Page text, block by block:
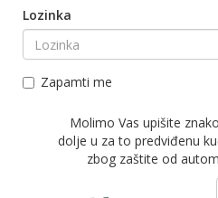
Lozinka
Zapamti me
Molimo Vas upišite
dolje u za to predviđenu
zbog zaštite od